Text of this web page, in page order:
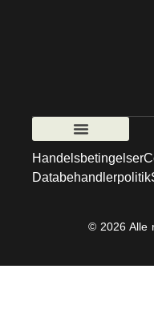
© 2026 Alle
Handelsbetingelser
Databehandlerpolitik